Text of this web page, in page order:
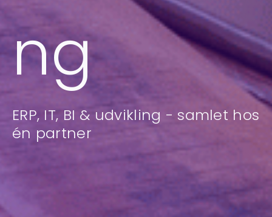
ng
ERP, IT, BI & udvikling - samlet hos
én partner